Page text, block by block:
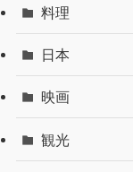
料理
日本
映画
観光